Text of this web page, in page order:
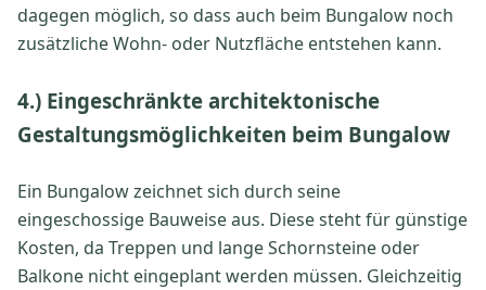
dagegen möglich, so dass auch beim Bungalow noch
zusätzliche Wohn- oder Nutzfläche entstehen kann.
4.) Eingeschränkte architektonische
Gestaltungsmöglichkeiten beim Bungalow
Ein Bungalow zeichnet sich durch seine
eingeschossige Bauweise aus. Diese steht für günstige
Kosten, da Treppen und lange Schornsteine oder
Balkone nicht eingeplant werden müssen. Gleichzeitig